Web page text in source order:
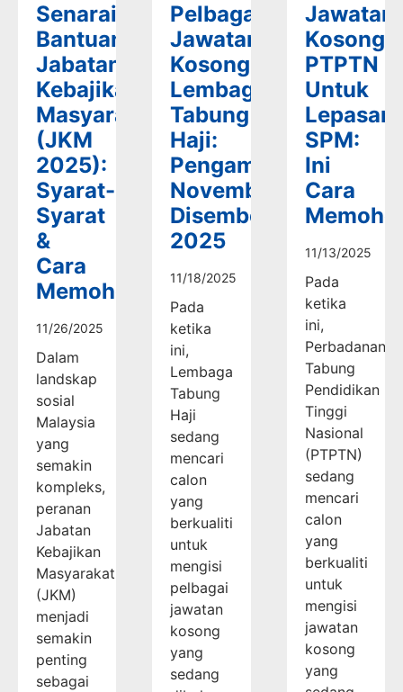
Senarai
Bantuan
Jabatan
Kebajikan
Masyarakat
(JKM
2025):
Syarat-
Syarat
&
Cara
Memohon
11/26/2025
Dalam
landskap
sosial
Malaysia
yang
semakin
kompleks,
peranan
Jabatan
Kebajikan
Masyarakat
(JKM)
menjadi
semakin
penting
sebagai
Pelbagai
Jawatan
Kosong
Lembaga
Tabung
Haji:
Pengambilan
November-
Disember
2025
11/18/2025
Pada
ketika
ini,
Lembaga
Tabung
Haji
sedang
mencari
calon
yang
berkualiti
untuk
mengisi
pelbagai
jawatan
kosong
yang
sedang
Jawatan
Kosong
PTPTN
Untuk
Lepasan
SPM:
Ini
Cara
11/13/2025
Pada
ketika
ini,
Perbadanan
Tabung
Pendidikan
Tinggi
Nasional
(PTPTN)
sedang
mencari
calon
yang
berkualiti
untuk
mengisi
jawatan
kosong
yang